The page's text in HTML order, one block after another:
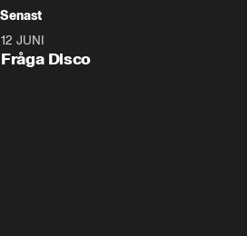
Senast
12 JUNI
Fråga Disco